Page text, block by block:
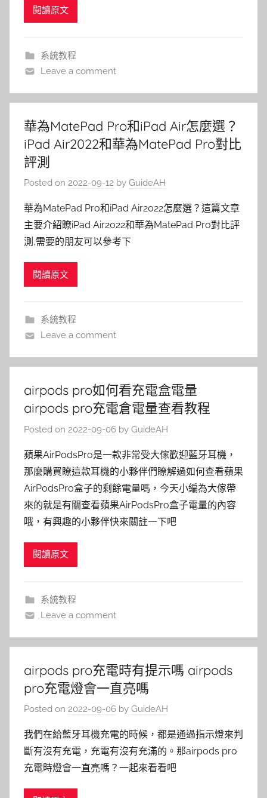
閱讀原文
系統教程
Leave a comment
華為MatePad Pro和iPad Air怎麼選？
iPad Air2022和華為MatePad Pro對比
評測
Posted on 2022-09-12 by GuideAH
華為MatePad Pro和iPad Air2022怎麼選？這篇文章
主要介紹瞭iPad Air2022和華為MatePad Pro對比評
測,需要的朋友可以參考下
閱讀原文
系統教程
Leave a comment
airpods pro如何看充電盒電量
airpods pro充電倉電量查看教程
Posted on 2022-09-06 by GuideAH
蘋果AirPodsPro是一款非常受大傢歡迎藍牙耳機，
那麼購買瞭這款耳機的小夥伴們瞭解過如何查看蘋果
AirPodsPro盒子的剩餘電量嗎，今天小編為大傢帶
來的就是有關查看蘋果AirPodsPro盒子電量的內容
哦，有興趣的小夥伴快來關註一下吧
閱讀原文
系統教程
Leave a comment
airpods pro充電時有提示嗎 airpods
pro充電燈會一直亮嗎
Posted on 2022-09-06 by GuideAH
我們在給藍牙耳機充電的時候，都是通過指示燈來判
斷有沒有充電，充電有沒有充滿的。那airpods pro
充電時燈會一直亮嗎？一起來看看吧